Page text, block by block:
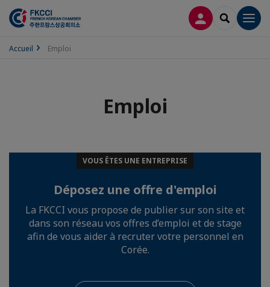
CONNEXION
Accueil Emploi
Emploi
VOUS ÊTES UNE ENTREPRISE
Déposez une offre d'emploi
La FKCCI vous propose de publier sur son site et
dans son réseau vos offres d’emploi et de stage
afin de vous aider à recruter votre personnel en
Corée.